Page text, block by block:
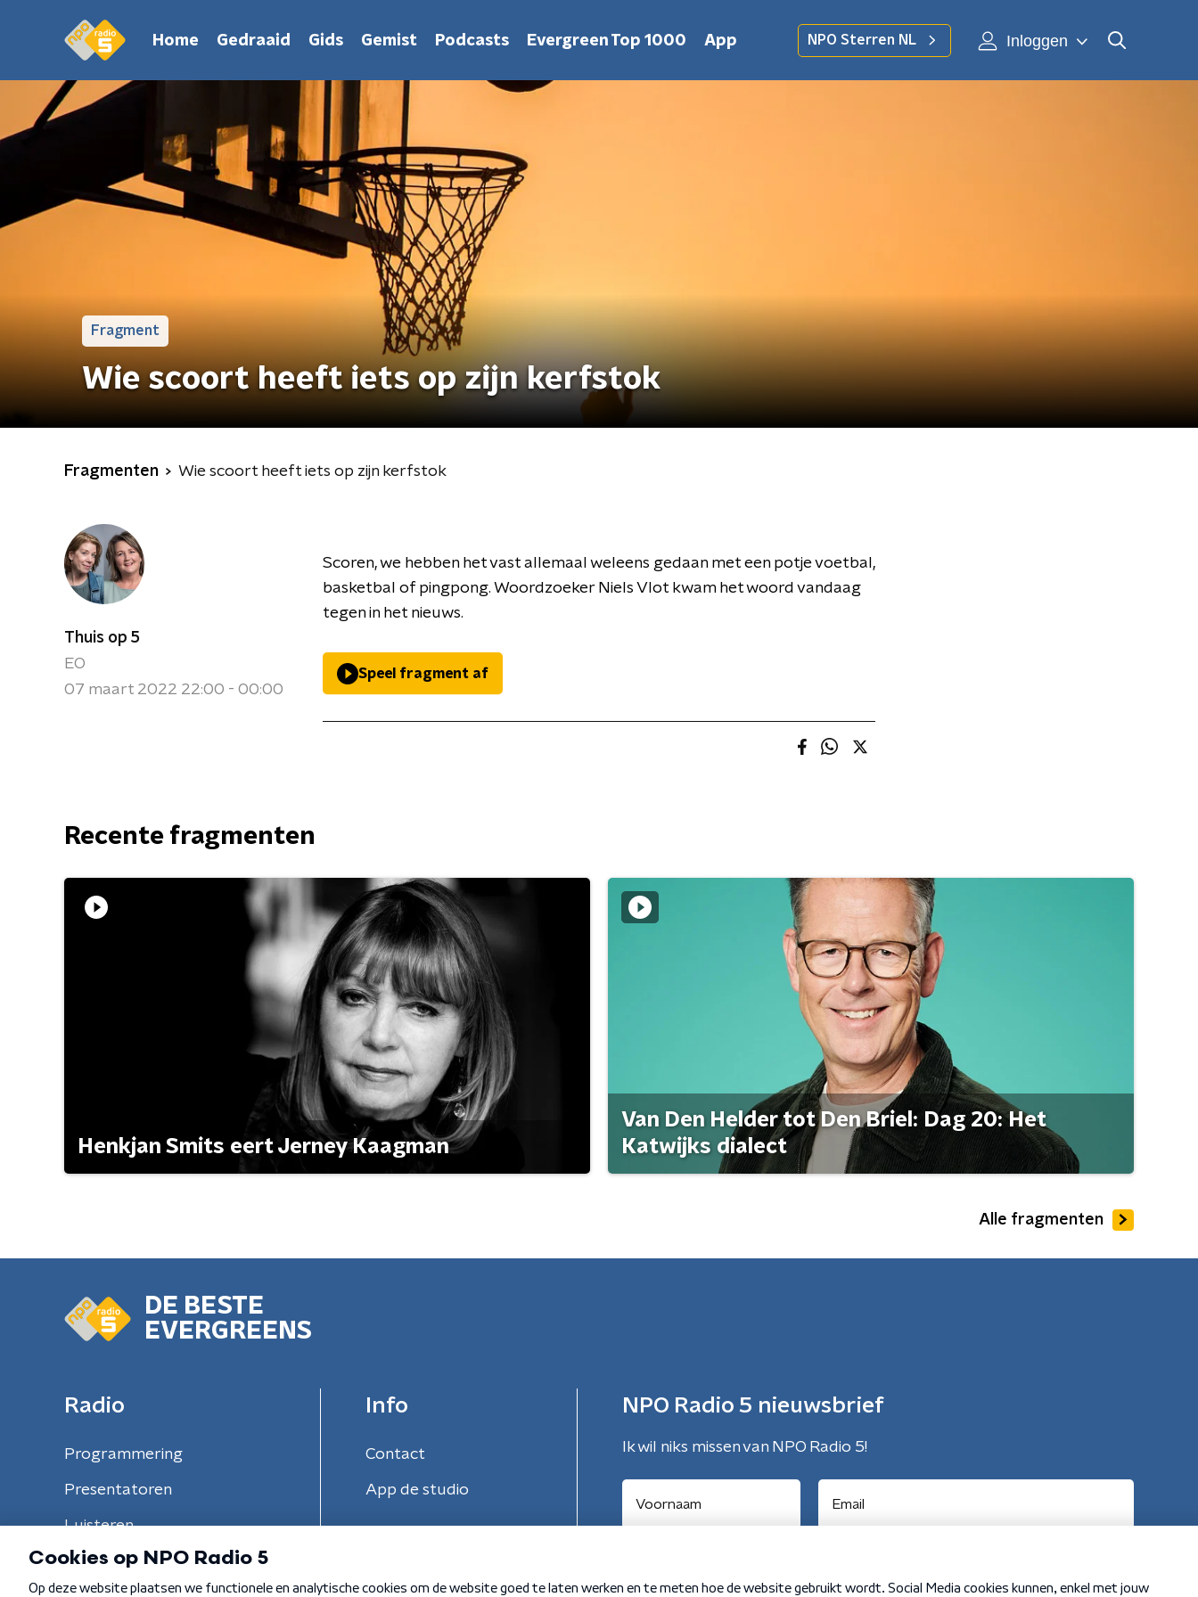
Home Gedraaid Gids Gemist Podcasts Evergreen Top 1000 App NPO Sterren NL Inloggen
Fragment
Wie scoort heeft iets op zijn kerfstok
Fragmenten Wie scoort heeft iets op zijn kerfstok
Thuis op 5
EO
07 maart 2022 22:00 - 00:00
Scoren, we hebben het vast allemaal weleens gedaan met een potje voetbal,
basketbal of pingpong. Woordzoeker Niels Vlot kwam het woord vandaag
tegen in het nieuws.
Speel fragment af
Recente fragmenten
Henkjan Smits eert Jerney Kaagman
Van Den Helder tot Den Briel: Dag 20: Het
Katwijks dialect
Alle fragmenten
DE BESTE
EVERGREENS
Radio
Programmering
Presentatoren
Luisteren
Info
Contact
App de studio
NPO Radio 5 nieuwsbrief
Ik wil niks missen van NPO Radio 5!